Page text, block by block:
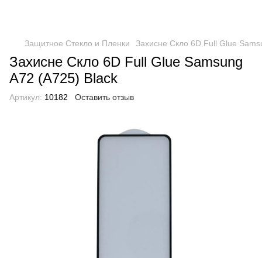
Защитное Стекло и Пленки Захисне Скло 6D Full Glue
Захисне Скло 6D Full Glue Samsung
A72 (A725) Black
Артикул: 10182 Оставить отзыв